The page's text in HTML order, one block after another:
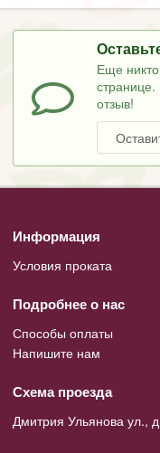
Еще
отзыв!
Информация
Условия проката
Подробнее о нас
Способы оплаты
Напишите нам
Схема проезда
Дмитрия Ульянова ул.,